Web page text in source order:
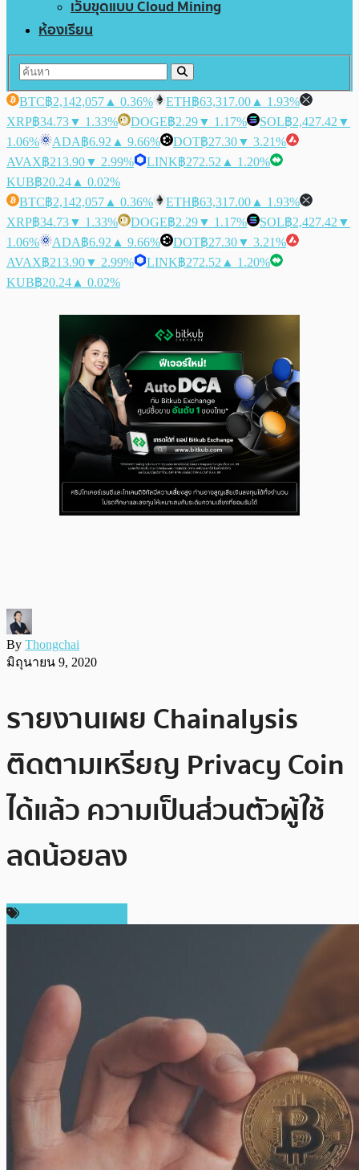
เว็บขุดแบบ Cloud Mining
ห้องเรียน
BTC฿2,142,057 ▲ 0.36% ETH฿63,317.00 ▲ 1.93%
XRP฿34.73▼ 1.33% DOGE฿2.29▼ 1.17% SOL฿2,427.42 ▼
1.06%
ADA฿6.92 ▲ 9.66% DOT฿27.30▼ 3.21%
AVAX฿213.90▼ 2.99% LINK฿272.52 ▲ 1.20%
KUB฿20.24 ▲ 0.02%
BTC฿2,142,057 ▲ 0.36% ETH฿63,317.00 ▲ 1.93%
XRP฿34.73▼ 1.33% DOGE฿2.29▼ 1.17% SOL฿2,427.42 ▼
1.06%
ADA฿6.92 ▲ 9.66% DOT฿27.30▼ 3.21%
AVAX฿213.90▼ 2.99% LINK฿272.52 ▲ 1.20%
KUB฿20.24 ▲ 0.02%
By Thongchai
มิถุนายน 9, 2020
รายงานเผย Chainalysis
ติดตามเหรียญ Privacy Coin
ได้แล้ว ความเป็นส่วนตัวผู้ใช้
ลดน้อยลง